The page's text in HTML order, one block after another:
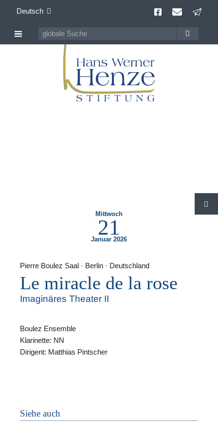
Deutsch
Mittwoch
21
Januar 2026
Pierre Boulez Saal · Berlin · Deutschland
Le miracle de la rose
Imaginäres Theater II
Boulez Ensemble
Klarinette: NN
Dirigent: Matthias Pintscher
Siehe auch